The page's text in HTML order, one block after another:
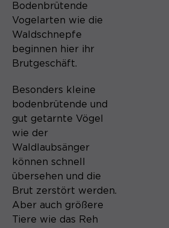
Bodenbrütende
Vogelarten wie die
Waldschnepfe
beginnen hier ihr
Brutgeschäft.
Besonders kleine
bodenbrütende und
gut getarnte Vögel
wie der
Waldlaubsänger
können schnell
übersehen und die
Brut zerstört werden.
Aber auch größere
Tiere wie das Reh